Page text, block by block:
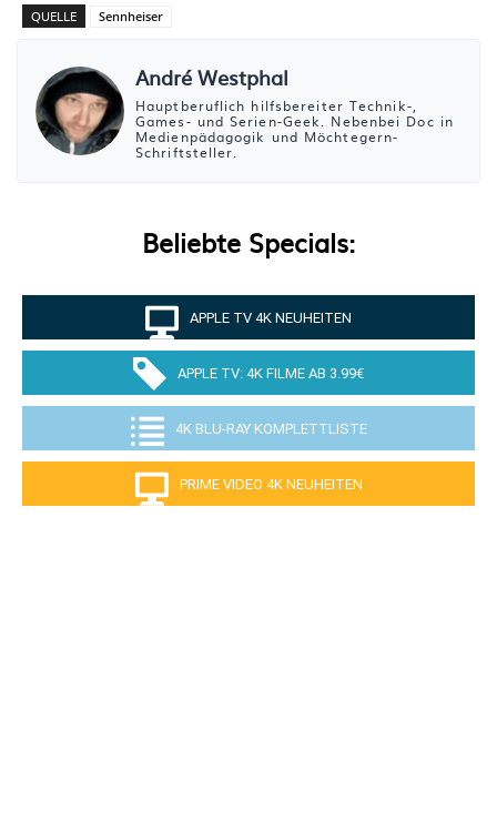
QUELLE Sennheiser
André Westphal
Hauptberuflich hilfsbereiter Technik-,
Games- und Serien-Geek. Nebenbei Doc in
Medienpädagogik und Möchtegern-
Schriftsteller.
Beliebte Specials:
APPLE TV 4K NEUHEITEN
APPLE TV: 4K FILME AB 3.99€
4K BLU-RAY KOMPLETTLISTE
PRIME VIDEO 4K NEUHEITEN